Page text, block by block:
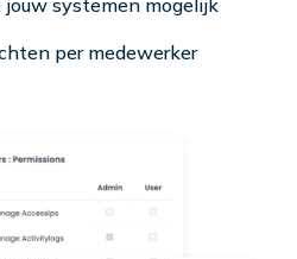
per medewerker